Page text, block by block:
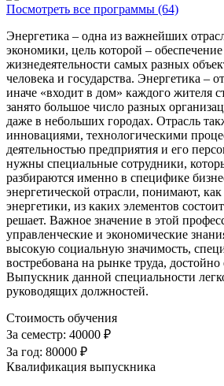
Посмотреть все программы (64)
Энергетика – одна из важнейших
экономики, цель которой –
жизнедеятельности самых разных
человека и государства. Энергетика –
иначе «входит в дом» каждого жителя
занято большое число разных
даже в небольших городах. Отрасль
инновациями, технологическими
деятельностью предприятия и его
нужны специальные сотрудники,
разбираются именно в специфике
энергетической отрасли, понимают, как
энергетики, из каких элементов
решает. Важное значение в этой
управленческие и экономические
высокую социальную значимость,
востребована на рынке труда, достойно
Выпускник данной специальности
руководящих должностей.
Стоимость обучения
За семестр: 40000 ₽
За год: 80000 ₽
Квалификация выпускника